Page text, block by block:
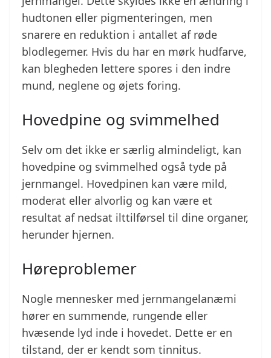
hudtonen eller pigmenteringen, men
snarere en reduktion i antallet af røde
blodlegemer. Hvis du har en mørk hudfarve,
kan blegheden lettere spores i den indre
mund, neglene og øjets foring.
Hovedpine og svimmelhed
Selv om det ikke er særlig almindeligt, kan
hovedpine og svimmelhed også tyde på
jernmangel. Hovedpinen kan være mild,
moderat eller alvorlig og kan være et
resultat af nedsat ilttilførsel til dine organer,
herunder hjernen.
Høreproblemer
Nogle mennesker med jernmangelanæmi
hører en summende, rungende eller
hvæsende lyd inde i hovedet. Dette er en
tilstand, der er kendt som tinnitus.